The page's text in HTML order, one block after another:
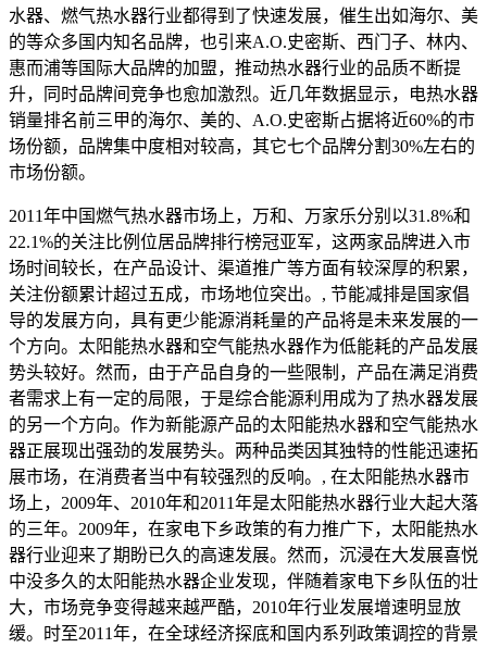
水器、燃气热水器行业都得到了快速发展，催生出如海尔、美
的等众多国内知名品牌，也引来A.O.史密斯、西门子、林内、
惠而浦等国际大品牌的加盟，推动热水器行业的品质不断提
升，同时品牌间竞争也愈加激烈。近几年数据显示，电热水器
销量排名前三甲的海尔、美的、A.O.史密斯占据将近60%的市
场份额，品牌集中度相对较高，其它七个品牌分割30%左右的
市场份额。
2011年中国燃气热水器市场上，万和、万家乐分别以31.8%和
22.1%的关注比例位居品牌排行榜冠亚军，这两家品牌进入市
场时间较长，在产品设计、渠道推广等方面有较深厚的积累，
关注份额累计超过五成，市场地位突出。, 节能减排是国家倡
导的发展方向，具有更少能源消耗量的产品将是未来发展的一
个方向。太阳能热水器和空气能热水器作为低能耗的产品发展
势头较好。然而，由于产品自身的一些限制，产品在满足消费
者需求上有一定的局限，于是综合能源利用成为了热水器发展
的另一个方向。作为新能源产品的太阳能热水器和空气能热水
器正展现出强劲的发展势头。两种品类因其独特的性能迅速拓
展市场，在消费者当中有较强烈的反响。, 在太阳能热水器市
场上，2009年、2010年和2011年是太阳能热水器行业大起大落
的三年。2009年，在家电下乡政策的有力推广下，太阳能热水
器行业迎来了期盼已久的高速发展。然而，沉浸在大发展喜悦
中没多久的太阳能热水器企业发现，伴随着家电下乡队伍的壮
大，市场竞争变得越来越严酷，2010年行业发展增速明显放
缓。时至2011年，在全球经济探底和国内系列政策调控的背景